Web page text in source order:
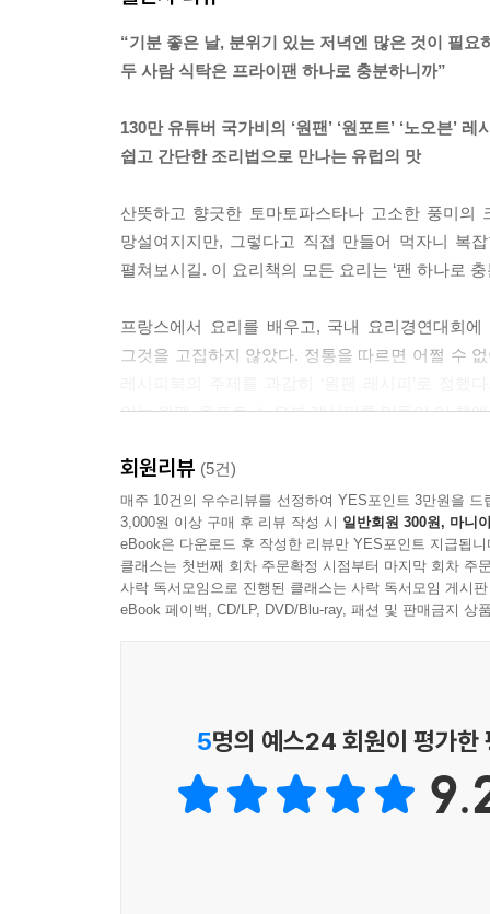
---「우연이라기엔 인연이었을」중에서
“…언니, 이렇게 싸우는데 만약에, 당장 오늘, 갑자
달이 지난 시기라, 프러포즈나 약혼은 제 예상에
왔습니다.
---「빨간 바지와 창백한 얼굴의 프러포즈」중에서
---「우리가 올린 세 번의 결혼식」중에서
“기분 좋은 날, 분위기 있는 저녁엔 많은 것이 필요
두 사람 식탁은 프라이팬 하나로 충분하니까”
130만 유튜버 국가비의 ‘원팬’ ‘원포트’ ‘노오븐’ 레
쉽고 간단한 조리법으로 만나는 유럽의 맛
산뜻하고 향긋한 토마토파스타나 고소한 풍미
망설여지지만, 그렇다고 직접 만들어 먹자니 복
펼쳐보시길. 이 요리책의 모든 요리는 ‘팬 하나로
프랑스에서 요리를 배우고, 국내 요리경연대회
그것을 고집하지 않았다. 정통을 따르면 어쩔 수
있는 원팬, 원포트, 노오븐 레시피를 만들어 이 책
모든 조리법을 사진으로,
초보부터 고수까지 요리는 난이도순으로
소스와 기본 요리, 파스타, 리소토, 생선/고기 요리
모든 과정을 사진으로 찍어 조리법과 대치하
첨부하지만, 저자는 초심자들이 책을 따라오다
하나씩 만들어나가면 실패 확률이 줄어들 것이
하나로 충분한 두 사람 식탁』 속 메뉴들끼리의
회원리뷰 (5건)
매주 10건의 우수리뷰를 선정하여 YES포인트 3만원을 드
3,000원 이상 구매 후 리뷰 작성 시 일반회원 300원, 마니
eBook은 다운로드 후 작성한 리뷰만 YES포인트 지급됩니
클래스는 첫번째 회차 주문확정 시점부터 마지막 회차 주
사락 독서모임으로 진행된 클래스는 사락 독서모임 게시
eBook 페이백, CD/LP, DVD/Blu-ray, 패션 및 판매금지 상
5명의 예스24 회원이 평가한